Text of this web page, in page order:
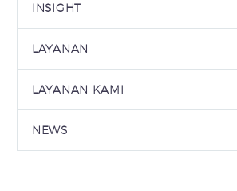
INSIGHT
LAYANAN
LAYANAN KAMI
NEWS